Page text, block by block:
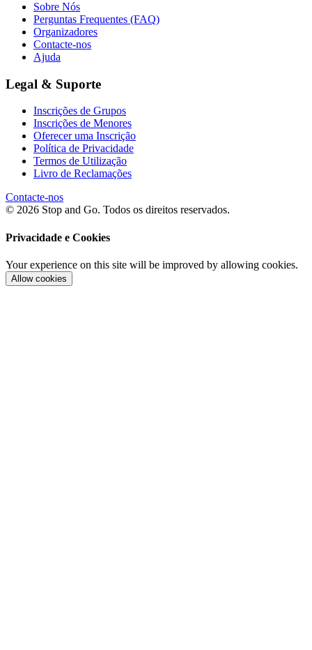
Sobre Nós
Perguntas Frequentes (FAQ)
Organizadores
Contacte-nos
Ajuda
Legal & Suporte
Inscrições de Grupos
Inscrições de Menores
Oferecer uma Inscrição
Política de Privacidade
Termos de Utilização
Livro de Reclamações
Contacte-nos
© 2026 Stop and Go. Todos os direitos reservados.
Privacidade e Cookies
Your experience on this site will be improved by allowing cookies.
Allow cookies